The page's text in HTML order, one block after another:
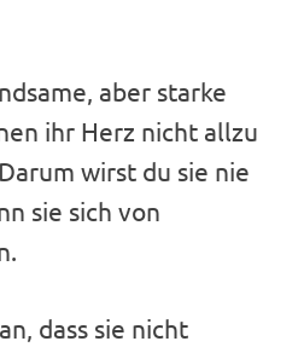
aber starke
ihr Herz nicht allzu
wirst du sie nie
sie sich von
dass sie nicht